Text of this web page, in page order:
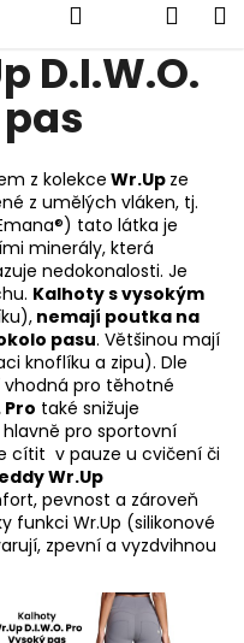
Hledat
D.I.W.O.
z kolekceWr.Up ze
z umělých vláken, tj.
tato látka je
minerály, která
nedokonalosti. Je
Kalhoty s vysokým
nemají poutka na
pasu. Většinou mají
knoflíku a zipu). Dle
pro těhotné
Pro také snižuje
pro sportovní
cítit v pauze u cvičení či
Wr.Up
pevnost a zároveň
funkci Wr.Up (silikonové
zpevní a vyzdvihnou